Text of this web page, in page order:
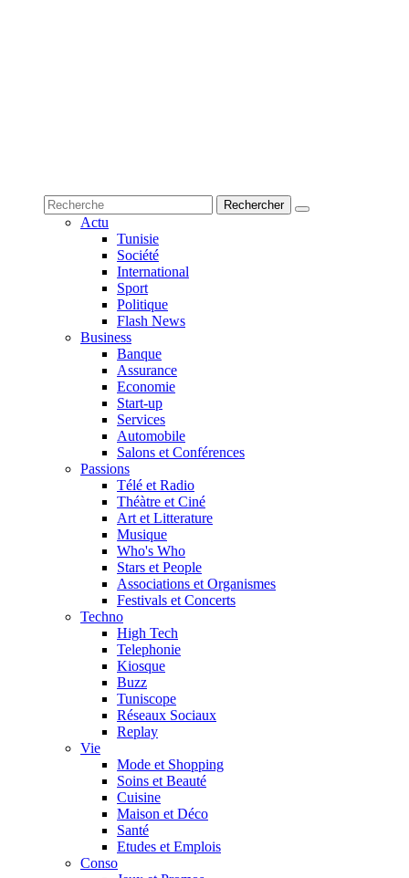
Actu
Tunisie
Société
International
Sport
Politique
Flash News
Business
Banque
Assurance
Economie
Start-up
Services
Automobile
Salons et Conférences
Passions
Télé et Radio
Théàtre et Ciné
Art et Litterature
Musique
Who's Who
Stars et People
Associations et Organismes
Festivals et Concerts
Techno
High Tech
Telephonie
Kiosque
Buzz
Tuniscope
Réseaux Sociaux
Replay
Vie
Mode et Shopping
Soins et Beauté
Cuisine
Maison et Déco
Santé
Etudes et Emplois
Conso